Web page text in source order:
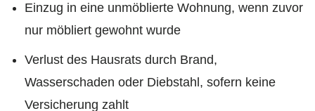
Einzug in eine unmöblierte Wohnung, wenn zuvor
nur möbliert gewohnt wurde
Verlust des Hausrats durch Brand,
Wasserschaden oder Diebstahl, sofern keine
Versicherung zahlt